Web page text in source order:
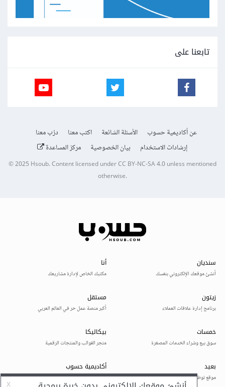
تابعنا على
عن أكاديمية حسوب الأسئلة الشائعة اكتب معنا
درّب معنا
إرشادات الاستخدام
بيان الخصوصية مركز المساعدة
© 2025Hsoub.Content licensed underCC BY-NC-SA 4.0unless mentioned
otherwise.